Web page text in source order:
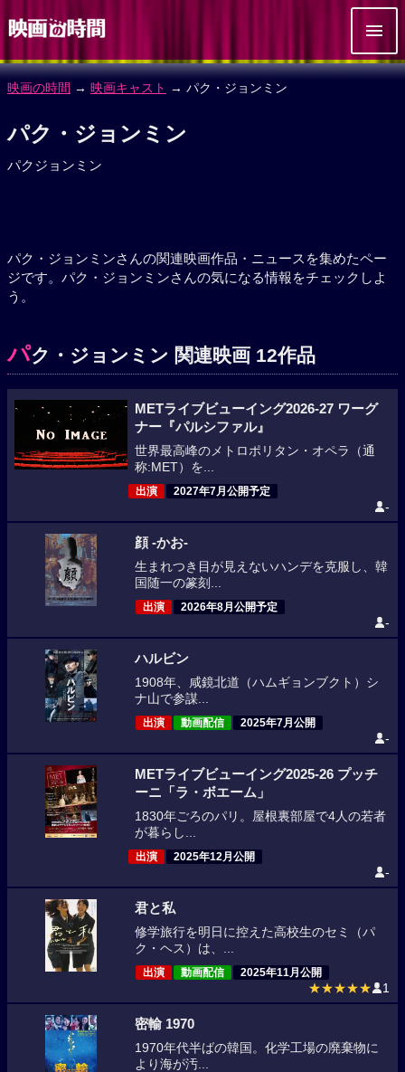
映画の時間 → 映画キャスト → パク・ジョンミン
パク・ジョンミン
パクジョンミン
パク・ジョンミンさんの関連映画作品・ニュースを集めたペー
ジです。パク・ジョンミンさんの気になる情報をチェックしよ
う。
パク・ジョンミン 関連映画 12作品
METライブビューイング2026-27 ワーグ
ナー『パルシファル』
世界最高峰のメトロポリタン・オペラ（通
称:MET）を...
出演 2027年7月公開予定
-
顔 -かお-
生まれつき目が見えないハンデを克服し、韓
国随一の篆刻...
出演 2026年8月公開予定
-
ハルビン
1908年、咸鏡北道（ハムギョンブクト）シ
ナ山で参謀...
出演 動画配信 2025年7月公開
-
METライブビューイング2025-26 プッチ
ーニ「ラ・ボエーム」
1830年ごろのパリ。屋根裏部屋で4人の若者
が暮らし...
出演 2025年12月公開
-
君と私
修学旅行を明日に控えた高校生のセミ（パ
ク・ヘス）は、...
出演 動画配信 2025年11月公開
★★★★★ 1
密輸 1970
1970年代半ばの韓国。化学工場の廃棄物に
より海が汚...